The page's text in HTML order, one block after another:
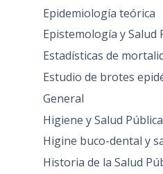
Epidemiología teórica
Epistemología y Salud
Estadísticas de
Estudio de brotes
General
Higiene y Salud Pública
Higine buco-dental y
Historia de la Salud